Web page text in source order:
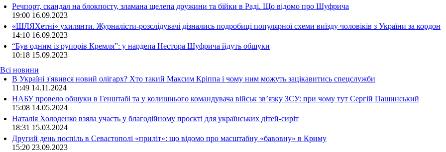
Речпорт, скандал на блокпосту, зламана щелепа дружини та бійки в Раді. Що відомо про Шуфрича
19:00 16.09.2023
«ШЛЯХетні» ухилянти. Журналісти-розслідувачі дізнались подробиці популярної схеми виїзду чоловіків з України за кордон
14:10 16.09.2023
“Був одним із рупорів Кремля”: у нардепа Нестора Шуфрича йдуть обшуки
10:18 15.09.2023
Всі новини
В Україні з'явився новий олігарх? Хто такий Максим Кріппа і чому ним можуть зацікавитись спецслужби
11:49 14.11.2024
НАБУ провело обшуки в Генштабі та у колишнього командувача військ зв’язку ЗСУ: при чому тут Сергій Пашинський
15:08 14.05.2024
Наталія Холоденко взяла участь у благодійному проєкті для українських дітей-сиріт
18:31 15.03.2024
Другий день поспіль в Севастополі «приліт»: що відомо про масштабну «бавовну» в Криму
15:20 23.09.2023